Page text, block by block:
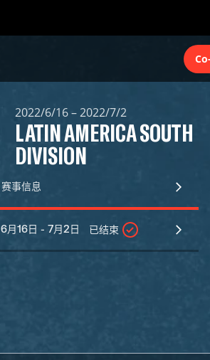
2022/6/16 – 2022/7/2
LATIN AMERICA SOUTH
DIVISION
赛事信息
6月16日 - 7月2日 已结束